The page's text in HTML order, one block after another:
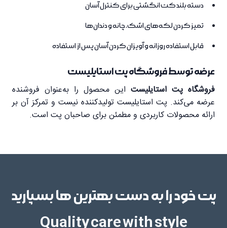
دسته بلند کت انگشتی برای کنترل آسان
تمیز کردن لکه‌های اشک، چانه و دندان‌ها
قابل استفاده روزانه و آویزان کردن آسان پس از استفاده
عرضه توسط فروشگاه پت استایلیست
فروشگاه پت استایلیست این محصول را به‌عنوان فروشنده
عرضه می‌کند. پت استایلیست تولیدکننده نیست و تمرکز آن بر
ارائه محصولات کاربردی و مطمئن برای صاحبان پت است.
پت خود را به دست بهترین ها بسپارید
Quality care with style